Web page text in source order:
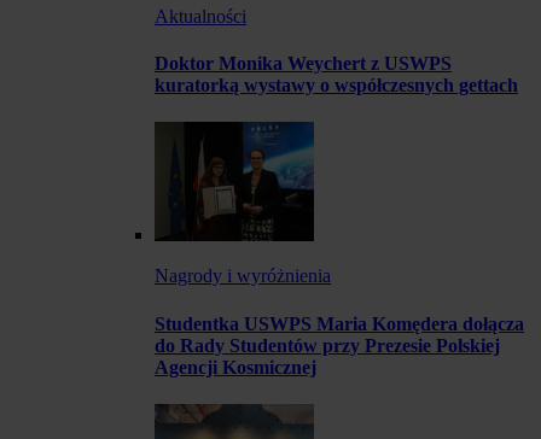
Aktualności
Doktor Monika Weychert z USWPS
kuratorką wystawy o współczesnych gettach
Nagrody i wyróżnienia
Studentka USWPS Maria Komędera dołącza
do Rady Studentów przy Prezesie Polskiej
Agencji Kosmicznej